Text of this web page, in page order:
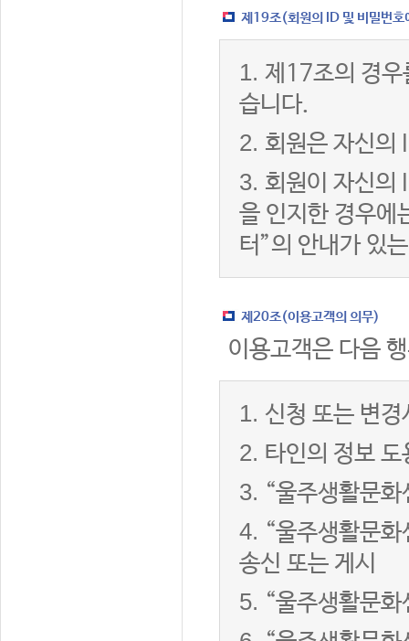
제19조(회원의 ID 및 비밀번호
1. 제17조의 경우
습니다.
2. 회원은 자신의
3. 회원이 자신의
을 인지한 경우에
터”의 안내가 있
제20조(이용고객의 의무)
이용고객은 다음
1. 신청 또는 변
2. 타인의 정보 도
3. “울주생활문
4. “울주생활문
송신 또는 게시
5. “울주생활문